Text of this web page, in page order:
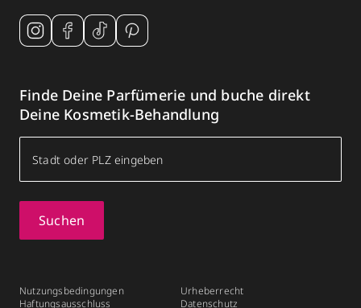
Finde Deine Parfümerie und buche direkt
Deine Kosmetik-Behandlung
Suchen
Nutzungsbedingungen
Haftungsausschluss
Urheberrecht
Datenschutz